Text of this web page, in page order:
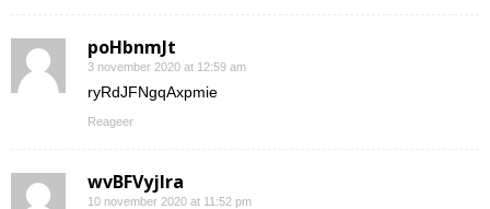
poHbnmJt
3 november 2020 at 12:59 am
ryRdJFNgqAxpmie
Reageer
wvBFVyjlra
10 november 2020 at 11:52 pm